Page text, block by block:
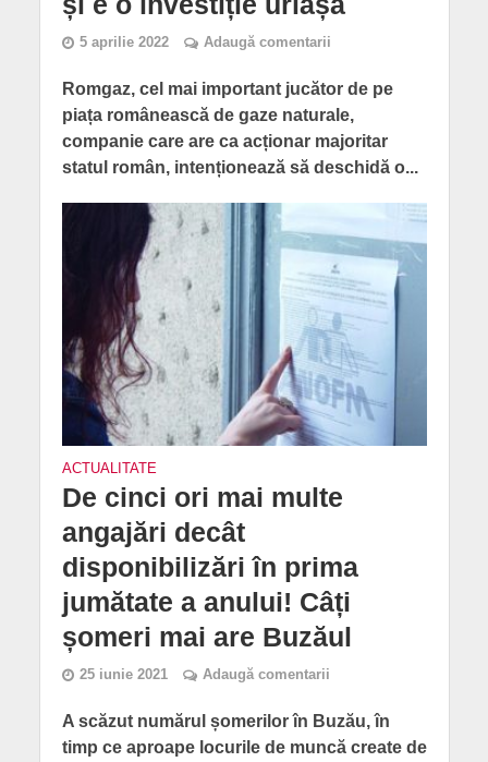
5 aprilie 2022 Adaugă comentarii
Romgaz, cel mai important jucător de pe
piața românească de gaze naturale,
companie care are ca acționar majoritar
statul român, intenționează să deschidă o...
ACTUALITATE
De cinci ori mai multe
angajări decât
disponibilizări în prima
jumătate a anului! Câți
șomeri mai are Buzăul
25 iunie 2021 Adaugă comentarii
A scăzut numărul șomerilor în Buzău, în
timp ce aproape locurile de muncă create de